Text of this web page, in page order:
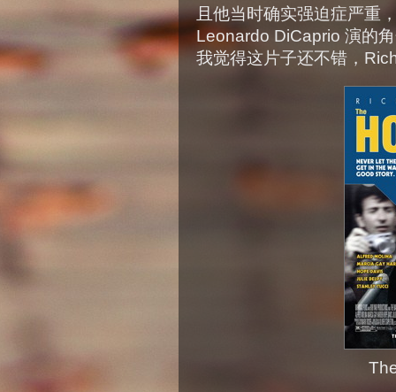
且他当时确实强迫症严重
Leonardo DiCaprio 演的
我觉得这片子还不错，